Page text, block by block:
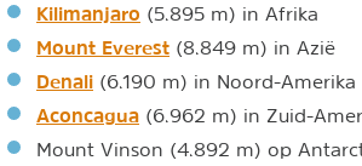
Kilimanjaro (5.895 m) in Afrika
Mount Everest (8.849 m) in Azië
Denali (6.190 m) in Noord-Amerika
Aconcagua (6.962 m) in Zuid-
Mount Vinson (4.892 m) op